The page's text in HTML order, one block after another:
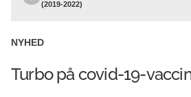
(2019-2022)
NYHED
Turbo på covid-19-